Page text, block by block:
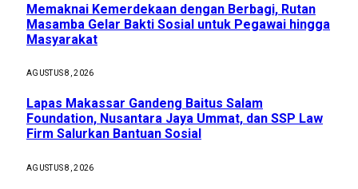
Memaknai Kemerdekaan dengan Berbagi, Rutan
Masamba Gelar Bakti Sosial untuk Pegawai hingga
Masyarakat
AGUSTUS 8, 2026
Lapas Makassar Gandeng Baitus Salam
Foundation, Nusantara Jaya Ummat, dan SSP Law
Firm Salurkan Bantuan Sosial
AGUSTUS 8, 2026